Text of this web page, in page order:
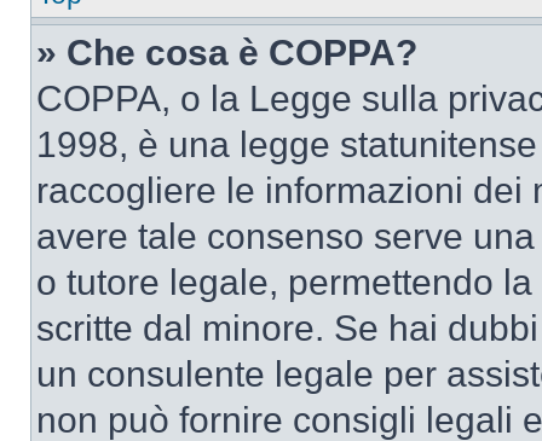
» Che cosa è COPPA?
COPPA, o la Legge sulla
1998, è una legge
raccogliere le informazioni dei
avere tale consenso serve
o tutore legale, permettendo
scritte dal minore. Se hai
un consulente legale per
non può fornire consigli legali